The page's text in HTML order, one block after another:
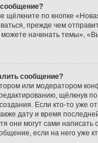
щёлкните по кнопке
прежде чем
начинать темы»,
сообщение?
или модератором
щёлкнув
Если кто-то уже
дату и время
они могут сами
если на него уже